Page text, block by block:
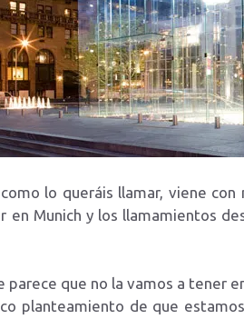
lo queráis llamar, viene
en Munich y los llamamientos
que no la vamos a tener
planteamiento de que